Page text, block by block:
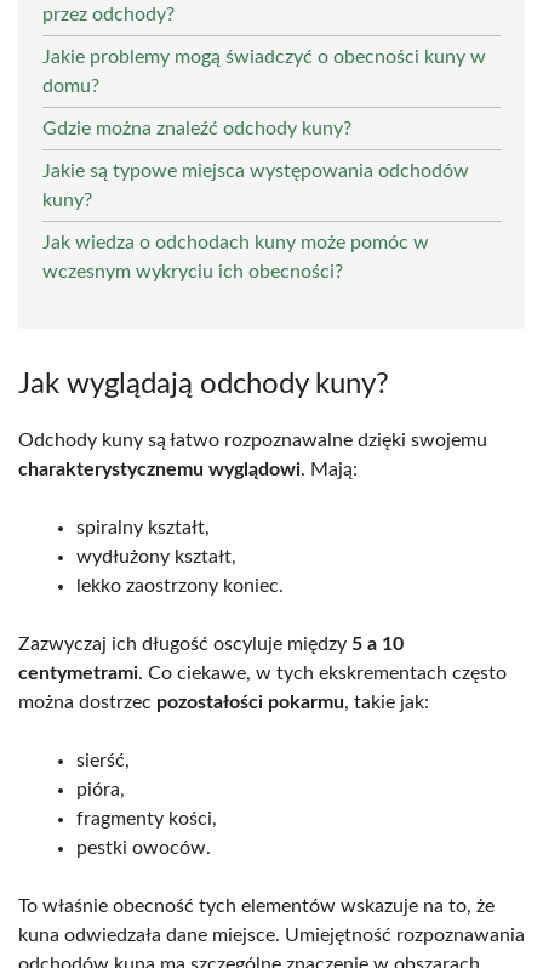
przez odchody?
Jakie problemy mogą świadczyć o obecności kuny w
domu?
Gdzie można znaleźć odchody kuny?
Jakie są typowe miejsca występowania odchodów
kuny?
Jak wiedza o odchodach kuny może pomóc w
wczesnym wykryciu ich obecności?
Jak wyglądają odchody kuny?
Odchody kuny są łatwo rozpoznawalne dzięki swojemu
charakterystycznemu wyglądowi. Mają:
spiralny kształt,
wydłużony kształt,
lekko zaostrzony koniec.
Zazwyczaj ich długość oscyluje między 5 a 10
centymetrami. Co ciekawe, w tych ekskrementach często
można dostrzec pozostałości pokarmu, takie jak:
sierść,
pióra,
fragmenty kości,
pestki owoców.
To właśnie obecność tych elementów wskazuje na to, że
kuna odwiedzała dane miejsce. Umiejętność rozpoznawania